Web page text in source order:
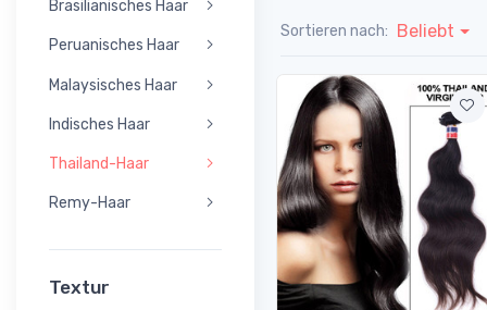
Brasilianisches Haar
Peruanisches Haar
Malaysisches Haar
Indisches Haar
Thailand-Haar
Remy-Haar
Textur
Sortieren nach: Beliebt